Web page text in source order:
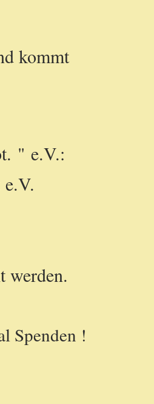
kommt
" e.V.:
werden.
Spenden !